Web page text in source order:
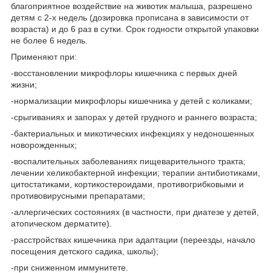
благоприятное воздействие на животик малыша, разрешено
детям с 2-х недель (дозировка прописана в зависимости от
возраста) и до 6 раз в сутки. Срок годности открытой упаковки
не более 6 недель.
Применяют при:
-восстановлении микрофлоры кишечника с первых дней
жизни;
-нормализации микрофлоры кишечника у детей с коликами;
-срыгиваниях и запорах у детей грудного и раннего возраста;
-бактериальных и микотических инфекциях у недоношенных
новорожденных;
-воспалительных заболеваниях пищеварительного тракта;
лечении хеликобактерной инфекции; терапии антибиотиками,
цитостатиками, кортикостероидами, противогрибковыми и
противовирусными препаратами;
-аллергических состояниях (в частности, при диатезе у детей,
атопическом дерматите).
-расстройствах кишечника при адаптации (переезды, начало
посещения детского садика, школы);
-при сниженном иммунитете.